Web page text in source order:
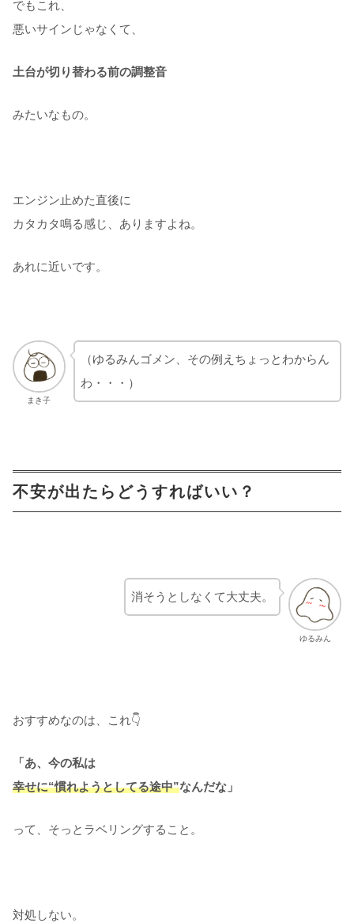
でもこれ、
悪いサインじゃなくて、
土台が切り替わる前の調整音
みたいなもの。
エンジン止めた直後に
カタカタ鳴る感じ、ありますよね。
あれに近いです。
まき子
（ゆるみんゴメン、その例えちょっとわからん
わ・・・）
不安が出たらどうすればいい？
ゆるみん
消そうとしなくて大丈夫。
おすすめなのは、これ👇
「あ、今の私は
幸せに“慣れようとしてる途中”なんだな」
って、そっとラベリングすること。
対処しない。